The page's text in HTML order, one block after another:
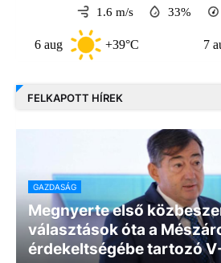
1.6 m/s 33%
+39°C
FELKAPOTT HÍREK
GAZDASÁG
Megnyerte első
választások óta a
érdekeltségébe tartozó